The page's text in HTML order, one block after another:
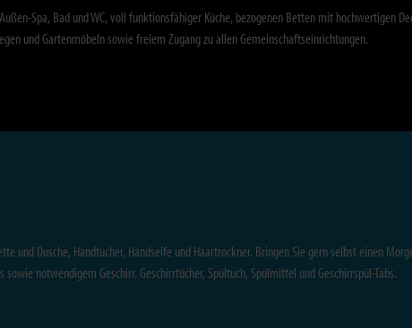
Spa, Bad und WC, voll funktionsfähiger Küche, bezogenen Betten mit hochwertigen
und Gartenmöbeln sowie freiem Zugang zu allen Gemeinschaftseinrichtungen.
und Dusche, Handtücher, Handseife und Haartrockner. Bringen Sie gern selbst einen
notwendigem Geschirr. Geschirrtücher, Spültuch, Spülmittel und Geschirrspül-Tabs.